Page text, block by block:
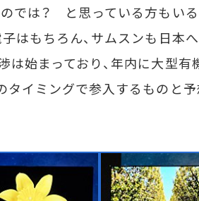
では？ と思っている方もいる
はもちろん、サムスンも日本
は始まっており、年内に大型
タイミングで参入するものと予